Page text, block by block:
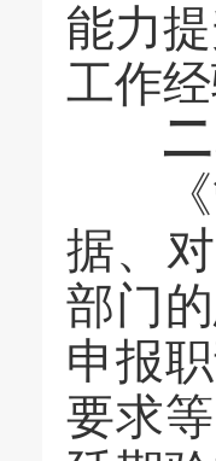
能力
工作
二
《管
据、
部门
申报
要求